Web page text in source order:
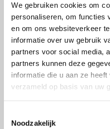
We gebruiken cookies om
personaliseren, om functies
en om ons websiteverkeer
informatie over uw gebruik
partners voor social media,
partners kunnen deze
informatie die u aan ze
verzameld op basis van uw
Noodzakelijk